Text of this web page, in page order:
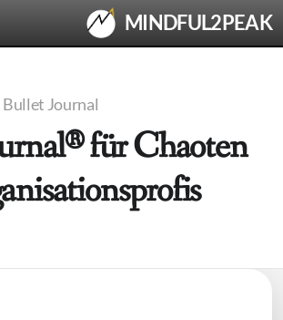
MINDFUL2PEAK
Bullet Journal
für Chaoten